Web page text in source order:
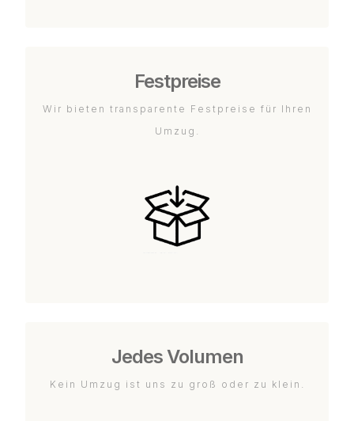
Festpreise
Wir bieten transparente Festpreise für Ihren
Umzug.
Jedes Volumen
Kein Umzug ist uns zu groß oder zu klein.